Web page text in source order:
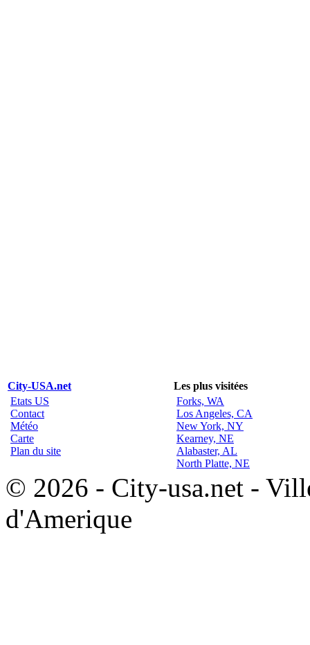
City-USA.net
Les plus visitées
Etats US
Contact
Météo
Carte
Plan du site
Forks, WA
Los Angeles, CA
New York, NY
Kearney, NE
Alabaster, AL
North Platte, NE
© 2026 - City-usa.net -
d'Amerique